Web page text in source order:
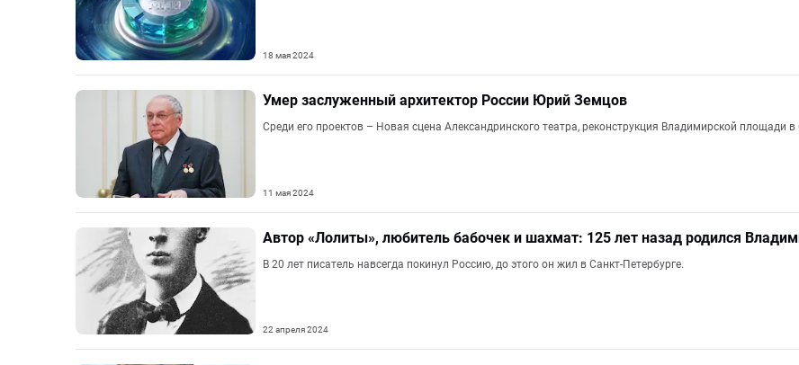
18 мая 2024
Умер заслуженный архитектор России Юрий Земцов
Среди его проектов – Новая сцена Александринского театра, реконструкция Владимирской площади в
11 мая 2024
Автор «Лолиты», любитель бабочек и шахмат: 125 лет назад родился
В 20 лет писатель навсегда покинул Россию, до этого он жил в Санкт-Петербурге.
22 апреля 2024